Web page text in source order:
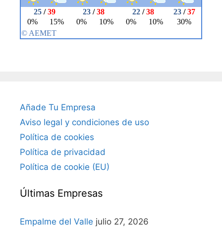
Añade Tu Empresa
Aviso legal y condiciones de uso
Política de cookies
Política de privacidad
Política de cookie (EU)
Últimas Empresas
Empalme del Valle julio 27, 2026